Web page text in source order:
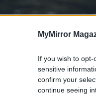
MyMirror
If you wish to
sensitive
confirm your
continue seeing